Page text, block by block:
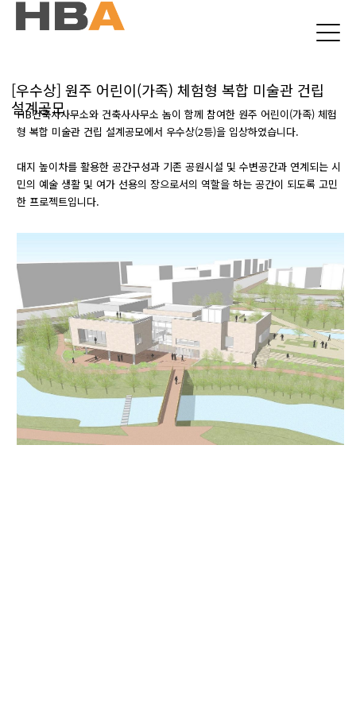
본문 바로가기
[우수상] 원주 어린이(가족) 체험형 복합 미술관 건립
설계공모
HB건축사사무소와 건축사사무소 놈이 함께 참여한 원주 어린이(가족) 체험
형 복합 미술관 건립 설계공모에서 우수상(2등)을 입상하였습니다.
대지 높이차를 활용한 공간구성과 기존 공원시설 및 수변공간과 연계되는 시
민의 예술 생활 및 여가 선용의 장으로서의 역할을 하는 공간이 되도록 고민
한 프로젝트입니다.